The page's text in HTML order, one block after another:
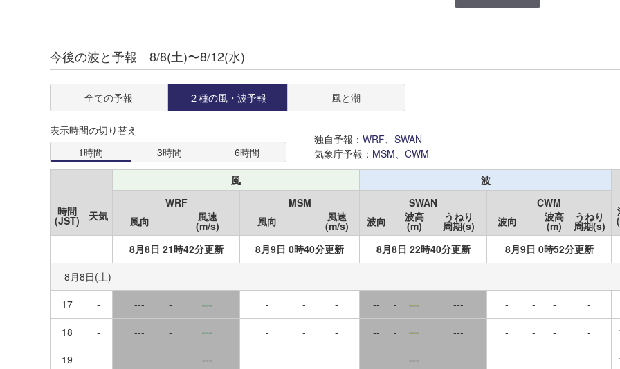
この情報をご覧いただくには、
ログインまたは登録が必要です。
ログイン
新規登録
道北
道央
道東
道南
岩手
宮城
山形
片貝
片貝
銚子漁港
新地
名洗
市川
千葉灯標
市原
August 2026
Mo
6
18 19 21 22
23
30 31
今後の波と予報 8/8(土)〜8/12(水)
全ての予報 ２種の風・波予報 風と潮
表示時間の切り替え
1時間
3時間 6時間
独自予報：WRF、SWAN
気象庁予報： MSM、CWM
風 波
時間
(JST) 天気
WRF MSM SWAN CWM
風向 風速
(m/s) 風向 風速
(m/s) 波向 波高
(m)
うねり
周期(s) 波向 波高
(m)
うねり
周期(s)
8月8日 21時42分更新
8月9日 0時40分更新 8月8日 22時40分更新
8月9日 0時52分更新
8月8日(土)
17
- --- - --- - - - -- - --- --- - - - -
18
- --- - --- - - - -- - --- --- - - - -
19
- - - --- - - - -- - --- --- - - - -